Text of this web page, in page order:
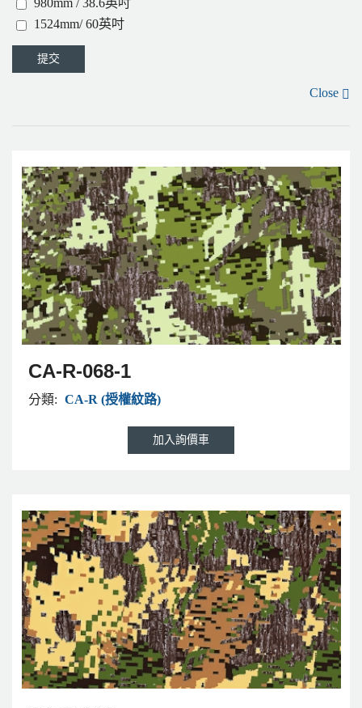
980mm / 38.6英吋
1524mm/ 60英吋
Close
CA-R-068-1
分類: CA-R (授權紋路)